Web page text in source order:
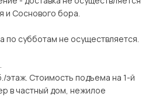
и Соснового бора.
по субботам не осуществляется.
этаж. Стоимость подъема на 1-й
в частный дом, нежилое